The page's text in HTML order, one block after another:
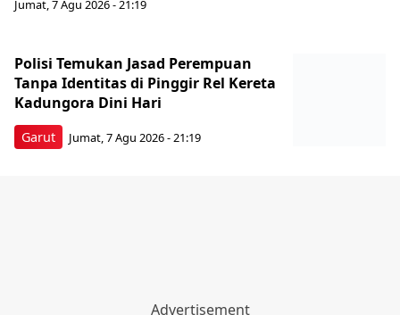
Jumat, 7 Agu 2026 - 21:19
Garut
Polisi Temukan Jasad Perempuan
Tanpa Identitas di Pinggir Rel Kereta
Kadungora Dini Hari
Jumat, 7 Agu 2026 - 21:19